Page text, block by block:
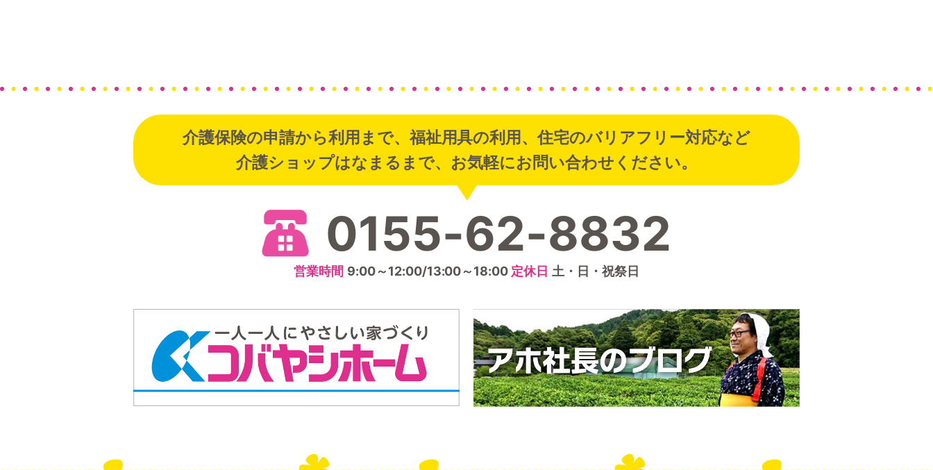
介護保険の申請から利用まで、福祉用具の利用、住宅のバリアフリー対応など
介護ショップはなまるまで、お気軽にお問い合わせください。
0155-62-8832
営業時間 9:00～12:00/13:00～18:00 定休日 土・日・祝祭日